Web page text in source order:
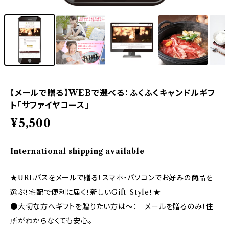
【メールで贈る】WEBで選べる：ふくふくキャンドルギフ
ト「サファイヤコース」
¥5,500
International shipping available
★URLパスをメールで贈る！スマホ・パソコンでお好みの商品を
選ぶ！宅配で便利に届く！新しいGift-Style！★
●大切な方へギフトを贈りたい方は～： メールを贈るのみ！住
所がわからなくても安心。